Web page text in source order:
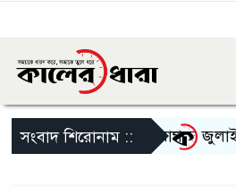
সংবাদ শিরোনাম ::
নেতাকে হেনস্থার অভিযোগ জুলাই